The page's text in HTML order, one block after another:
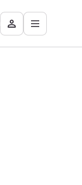
Besøg
Mit
Åbn